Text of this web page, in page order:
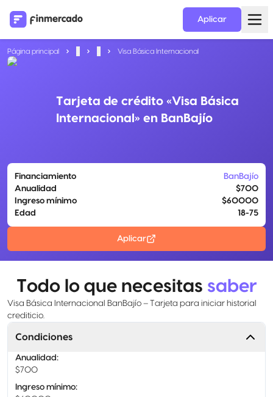
Aplicar
Página principal Visa Básica Internacional
Tarjeta de crédito «Visa Básica
Internacional» en BanBajío
Financiamiento
BanBajío
Anualidad
$700
Ingreso mínimo
$60000
Edad
18-75
Aplicar
Todo lo que necesitas saber
Visa Básica Internacional BanBajío – Tarjeta para iniciar historial
crediticio.
Condiciones
Anualidad:
$700
Ingreso mínimo: